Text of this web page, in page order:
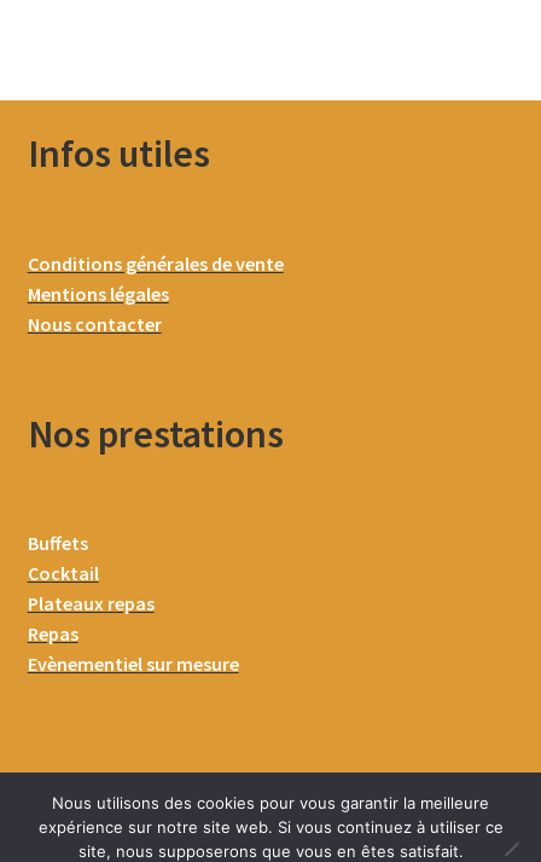
Infos utiles
Conditions générales de vente
Mentions légales
Nous contacter
Nos prestations
Buffets
Cocktail
Plateaux repas
Repas
Evènementiel sur mesure
Nous utilisons des cookies pour vous garantir la meilleure
expérience sur notre site web. Si vous continuez à utiliser ce
site, nous supposerons que vous en êtes satisfait.